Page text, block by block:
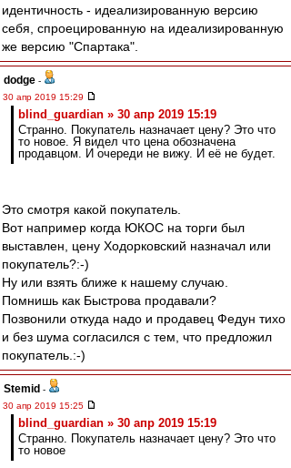
идентичность - идеализированную версию
себя, спроецированную на идеализированную
же версию "Спартака".
dodge -
30 апр 2019 15:29
blind_guardian » 30 апр 2019 15:19
Странно. Покупатель назначает цену? Это что
то новое. Я видел что цена обозначена
продавцом. И очереди не вижу. И её не будет.
Это смотря какой покупатель.
Вот например когда ЮКОС на торги был
выставлен, цену Ходорковский назначал или
покупатель?:-)
Ну или взять ближе к нашему случаю.
Помнишь как Быстрова продавали?
Позвонили откуда надо и продавец Федун тихо
и без шума согласился с тем, что предложил
покупатель.:-)
Stemid -
30 апр 2019 15:25
blind_guardian » 30 апр 2019 15:19
Странно. Покупатель назначает цену? Это что
то новое